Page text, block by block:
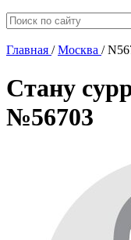
Главная / Москва /
Стану
№56703